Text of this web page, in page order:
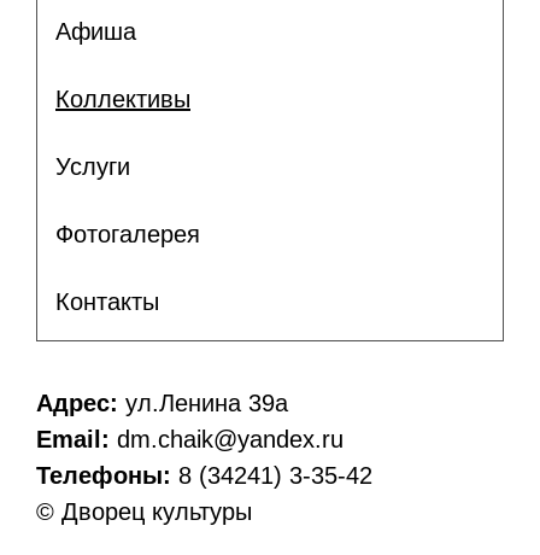
Афиша
Коллективы
Услуги
Фотогалерея
Контакты
Адрес: ул.Ленина 39а
Email: dm.chaik@yandex.ru
Телефоны: 8 (34241) 3-35-42
© Дворец культуры